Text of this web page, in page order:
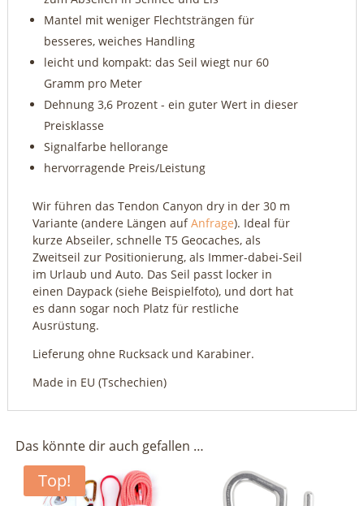
Mantel mit weniger Flechtsträngen für
besseres, weiches Handling
leicht und kompakt: das Seil wiegt nur 60
Gramm pro Meter
Dehnung 3,6 Prozent - ein guter Wert in dieser
Preisklasse
Signalfarbe hellorange
hervorragende Preis/Leistung
Wir führen das Tendon Canyon dry in der 30 m
Variante (andere Längen aufAnfrage). Ideal für
kurze Abseiler, schnelle T5 Geocaches, als
Zweitseil zur Positionierung, als Immer-dabei-Seil
im Urlaub und Auto. Das Seil passt locker in
einen Daypack (siehe Beispielfoto), und dort hat
es dann sogar noch Platz für restliche
Ausrüstung.
Lieferung ohne Rucksack und Karabiner.
Made in EU (Tschechien)
Das könnte dir auch gefallen …
Top!